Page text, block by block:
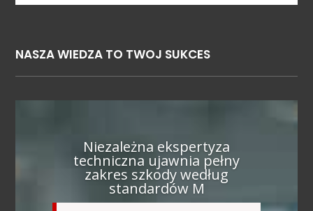
NASZA WIEDZA TO TWOJ SUKCES
Niezależna ekspertyza
techniczna ujawnia pełny
zakres szkody według
standardów M